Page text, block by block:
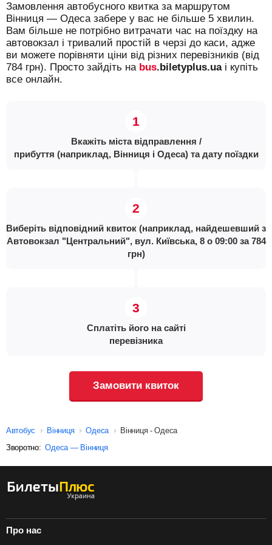
Замовлення автобусного квитка за маршрутом
Вінниця — Одеса забере у вас не більше 5 хвилин.
Вам більше не потрібно витрачати час на поїздку на
автовокзал і тривалий простій в черзі до каси, адже
ви можете порівняти ціни від різних перевізників (від
784 грн). Просто зайдіть на bus.biletyplus.uaі купіть
все онлайн.
Вкажіть міста відправлення /
прибуття (наприклад, Вінниця і Одеса) та дату поїздки
Виберіть відповідний квиток (наприклад, найдешевший з
Автовокзал "Центральний", вул. Київська, 8 о 09:00 за 784
грн)
Сплатіть його на сайті
перевізника
Замовити квиток
Автобус Вінниця Одеса
Вінниця - Одеса
Зворотно: Одеса — Вінниця
Про нас